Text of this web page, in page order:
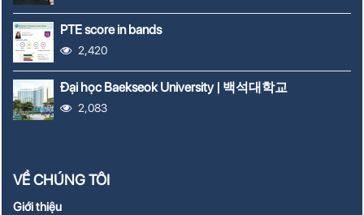
PTE score in bands
2,420
Đại học Baekseok University | 백석대학교
2,083
VỀ CHÚNG TÔI
Giới thiệu